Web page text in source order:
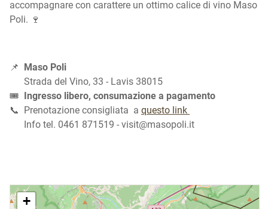
accompagnare con carattere un ottimo calice di vino Maso
Poli. 🍷
📌 Maso Poli
Strada del Vino, 33 - Lavis 38015
🎟️ Ingresso libero, consumazione a pagamento
📞 Prenotazione consigliata a questo link
Info tel. 0461 871519 - visit@masopoli.it
+